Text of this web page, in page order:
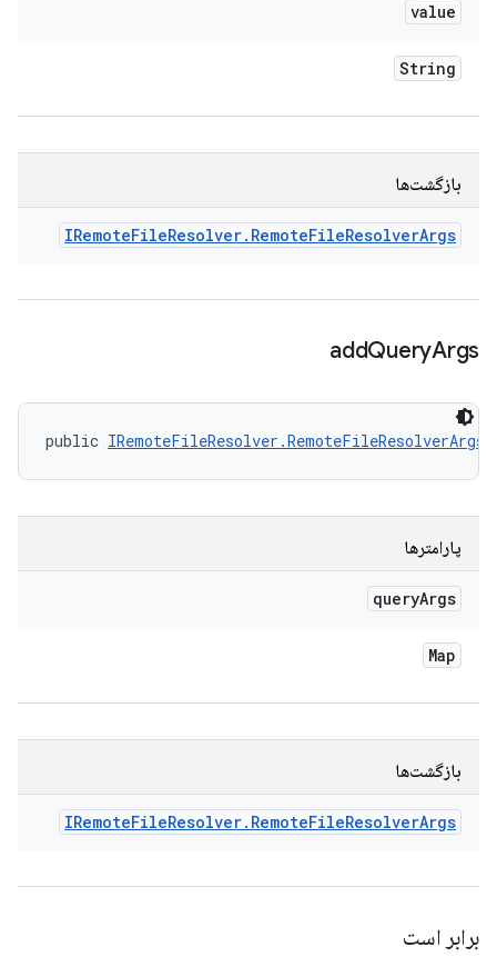
value
String
بازگشت‌ها
IRemoteFileResolver. RemoteFileResolverArgs
addQueryArgs
public IRemoteFileResolver.RemoteFileResolverArgs
پارامترها
queryArgs
Map
بازگشت‌ها
IRemoteFileResolver. RemoteFileResolverArgs
برابر است